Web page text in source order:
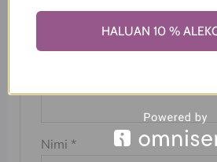
Nimi *
HALUAN 10 %